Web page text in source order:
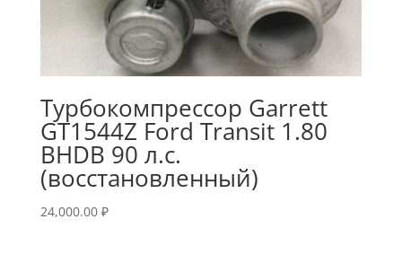
Турбокомпрессор Garrett
GT1544Z Ford Transit 1.80
BHDB 90 л.с.
(восстановленный)
24,000.00 ₽